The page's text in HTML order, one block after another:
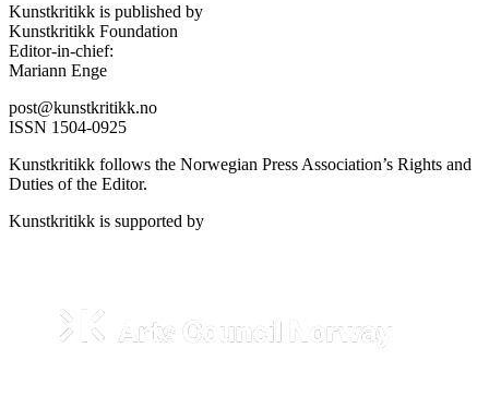
Kunstkritikk is published by
Kunstkritikk Foundation
Editor-in-chief:
Mariann Enge
post@kunstkritikk.no
ISSN 1504-0925
Kunstkritikk follows the Norwegian Press Association’s Rights and
Duties of the Editor.
Kunstkritikk is supported by